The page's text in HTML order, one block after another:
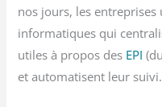
nos jours, les
informatiques qui
utiles à propos des EPI
et automatisent leur suivi.